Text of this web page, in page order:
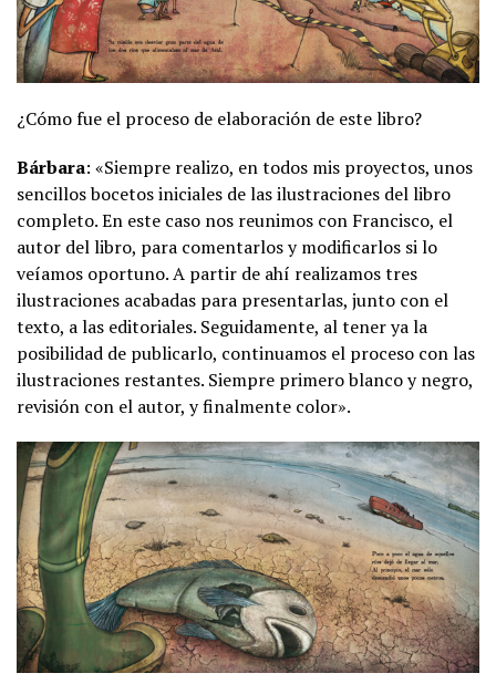
¿Cómo fue el proceso de elaboración de este libro?
Bárbara: «Siempre realizo, en todos mis proyectos, unos
sencillos bocetos iniciales de las ilustraciones del libro
completo. En este caso nos reunimos con Francisco, el
autor del libro, para comentarlos y modificarlos si lo
veíamos oportuno. A partir de ahí realizamos tres
ilustraciones acabadas para presentarlas, junto con el
texto, a las editoriales. Seguidamente, al tener ya la
posibilidad de publicarlo, continuamos el proceso con las
ilustraciones restantes. Siempre primero blanco y negro,
revisión con el autor, y finalmente color».